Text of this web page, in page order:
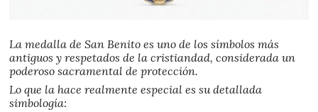
La medalla de San Benito es uno de los símbolos más
antiguos y respetados de la cristiandad, considerada un
poderoso sacramental de protección.
Lo que la hace realmente especial es su detallada
simbología: